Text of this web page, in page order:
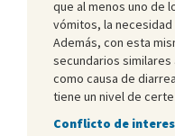
que al menos uno de
vómitos, la necesidad
Además, con esta
secundarios
como causa de
tiene un nivel de
Conflicto de